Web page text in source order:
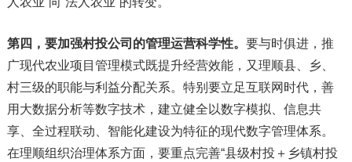
第四，要加强村投公司的管理运营科学性。 要与时俱进，推
广现代农业项目管理模式既提升经营效能，又理顺县、乡、
村三级的职能与利益分配关系。特别要立足互联网时代，善
用大数据分析等数字技术，建立健全以数字模拟、信息共
享、全过程联动、智能化建设为特征的现代数字管理体系。
在理顺组织治理体系方面，要重点完善“县级村投＋乡镇村投